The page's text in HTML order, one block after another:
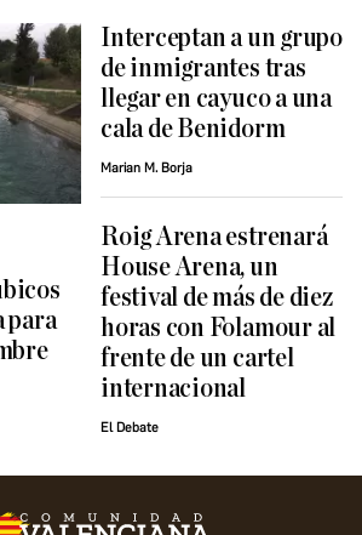
para
Interceptan a un grupo
de inmigrantes tras
llegar en cayuco a una
cala de Benidorm
Marian M. Borja
Roig Arena estrenará
House Arena, un
festival de más de diez
horas con Folamour al
frente de un cartel
internacional
El Debate